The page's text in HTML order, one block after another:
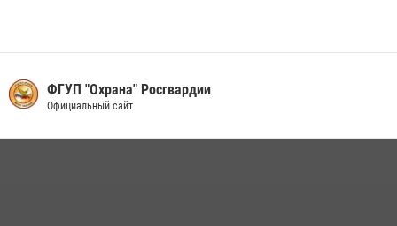
22 июля 2026, 06:41
Сотрудники Росгвардии в Твери за неделю пресекли 24
административных правонарушения
ФГУП "Охрана" Росгвардии
Официальный сайт